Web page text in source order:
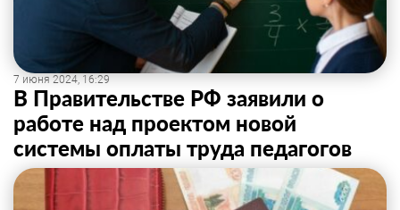
7 июня 2024, 16:29
В Правительстве РФ заявили о
работе над проектом новой
системы оплаты труда педагогов